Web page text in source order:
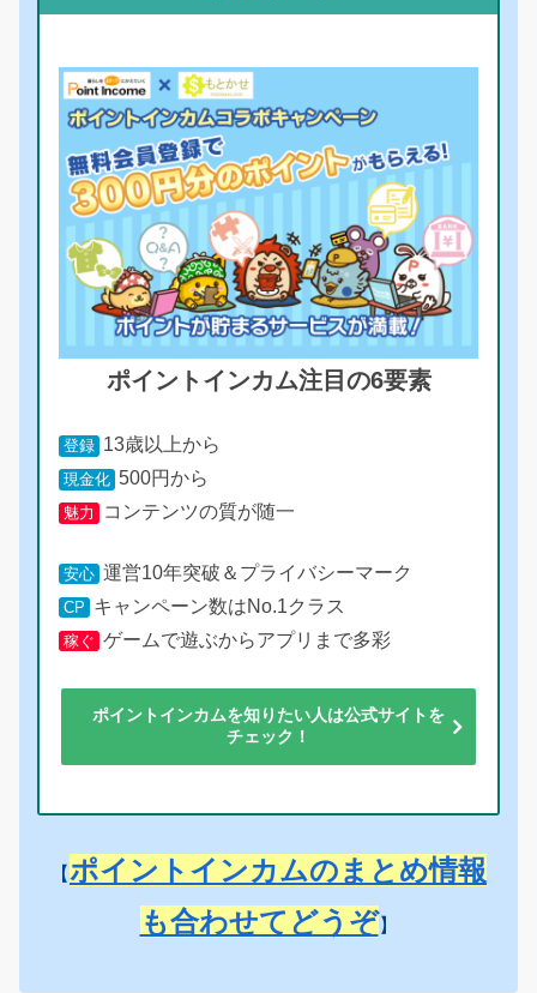
ポイントインカム注目の6要素
登録 13歳以上から
現金化 500円から
魅力 コンテンツの質が随一
安心 運営10年突破＆プライバシーマーク
CP キャンペーン数はNo.1クラス
稼ぐ ゲームで遊ぶからアプリまで多彩
ポイントインカムを知りたい人は公式サイトを
チェック！
【ポイントインカムのまとめ情報
も合わせてどうぞ 】